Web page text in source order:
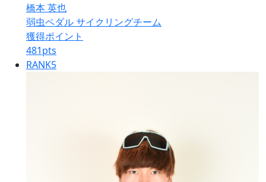
橋本 英也
弱虫ペダル サイクリングチーム
獲得ポイント
481pts
RANK5